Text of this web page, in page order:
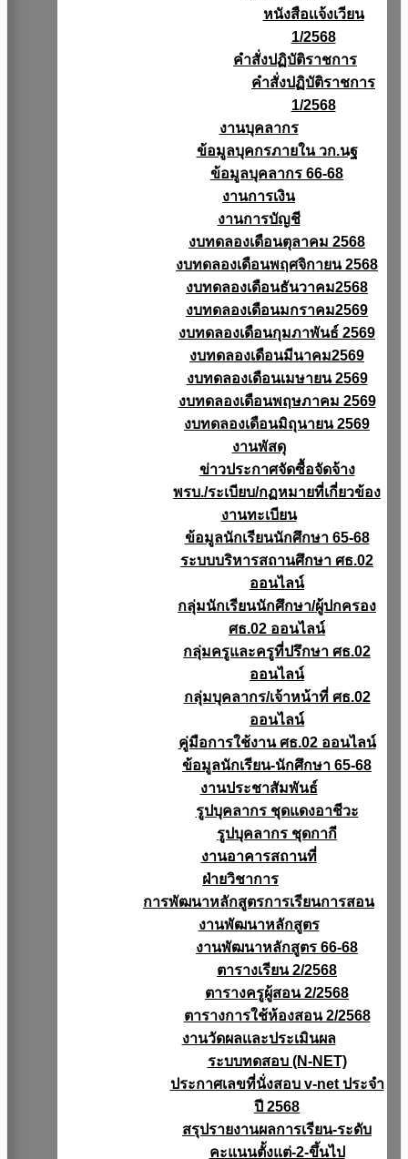
หนังสือเเจ้งเวียน
1/2568
คำสั่งปฏิบัติราชการ
คำสั่งปฏิบัติราชการ
1/2568
งานบุคลากร
ข้อมูลบุคกรภายใน วก.นฐ
ข้อมูลบุคลากร 66-68
งานการเงิน
งานการบัญชี
งบทดลองเดือนตุลาคม 2568
งบทดลองเดือนพฤศจิกายน 2568
งบทดลองเดือนธันวาคม2568
งบทดลองเดือนมกราคม2569
งบทดลองเดือนกุมภาพันธ์ 2569
งบทดลองเดือนมีนาคม2569
งบทดลองเดือนเมษายน 2569
งบทดลองเดือนพฤษภาคม 2569
งบทดลองเดือนมิถุนายน 2569
งานพัสดุ
ข่าวประกาศจัดซื้อจัดจ้าง
พรบ./ระเบียบ/กฏหมายที่เกี่ยวข้อง
งานทะเบียน
ข้อมูลนักเรียนนักศึกษา 65-68
ระบบบริหารสถานศึกษา ศธ.02
ออนไลน์
กลุ่มนักเรียนนักศึกษา/ผู้ปกครอง
ศธ.02 ออนไลน์
กลุ่มครูและครูที่ปรึกษา ศธ.02
ออนไลน์
กลุ่มบุคลากร/เจ้าหน้าที่ ศธ.02
ออนไลน์
คู่มือการใช้งาน ศธ.02 ออนไลน์
ข้อมูลนักเรียน-นักศึกษา 65-68
งานประชาสัมพันธ์
รูปบุคลากร ชุดแดงอาชีวะ
รูปบุคลากร ชุดกากี
งานอาคารสถานที่
ฝ่ายวิชาการ
การพัฒนาหลักสูตรการเรียนการสอน
งานพัฒนาหลักสูตร
งานพัฒนาหลักสูตร 66-68
ตารางเรียน 2/2568
ตารางครูผู้สอน 2/2568
ตารางการใช้ห้องสอน 2/2568
งานวัดผลเเละประเมินผล
ระบบทดสอบ (N-NET)
ประกาศเลขที่นั่งสอบ v-net ประจำ
ปี 2568
สรุปรายงานผลการเรียน-ระดับ
คะแนนตั้งแต่-2-ขึ้นไป